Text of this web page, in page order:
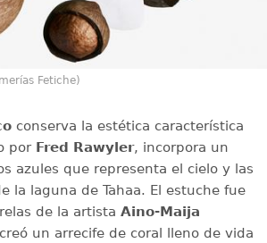
Fetiche)
conserva la estética característica
por Fred Rawyler, incorpora un
azules que representa el cielo y las
la laguna de Tahaa. El estuche fue
de la artista Aino-Maija
un arrecife de coral lleno de vida